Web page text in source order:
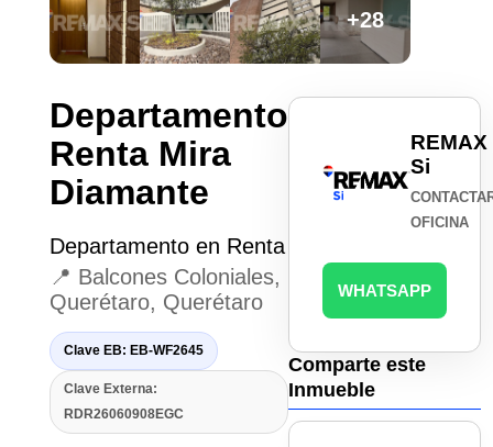
+28
Departamento
Renta Mira
Diamante
Departamento en Renta
📍 Balcones Coloniales,
Querétaro, Querétaro
Clave EB: EB-WF2645
Clave Externa:
RDR26060908EGC
REMAX
Si
OFICINA
WHATSAPP
Comparte este
Inmueble